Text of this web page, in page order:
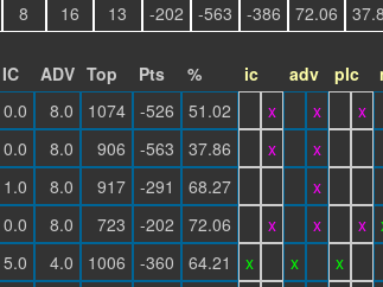
8 16 13 -202 -563 -386 72.06
IC ADV Top Pts % ic adv plc
0.0 8.0 1074 -526 51.02 x x
x
0.0 8.0 906 -563 37.86 x x
1.0 8.0 917 -291 68.27
x
0.0 8.0 723 -202 72.06 x x x
5.0 4.0 1006 -360 64.21 x x
x